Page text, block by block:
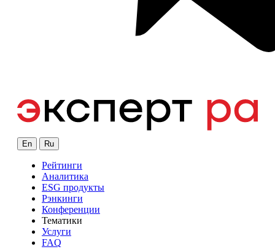
En Ru
Рейтинги
Аналитика
ESG продукты
Рэнкинги
Конференции
Тематики
Услуги
FAQ